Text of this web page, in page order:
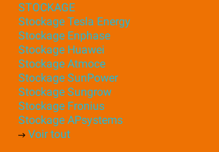
STOCKAGE
Stockage Tesla Energy
Stockage Enphase
Stockage Huawei
Stockage Atmoce
Stockage SunPower
Stockage Sungrow
Stockage Fronius
Stockage APsystems
Voir tout